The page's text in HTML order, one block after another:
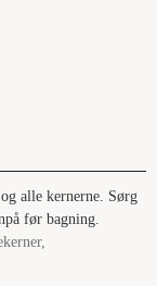
alle kernerne. Sørg
før bagning.